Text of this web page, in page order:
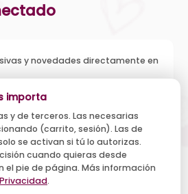
y novedades directamente en
y ofertas, y el tratamiento de mi
de Privacidad . Puedo darme de baja
Suscribirse
importa
y de terceros. Las necesarias
(carrito, sesión). Las de
se activan si tú lo autorizas.
cuando quieras desde
el pie de página. Más información
.